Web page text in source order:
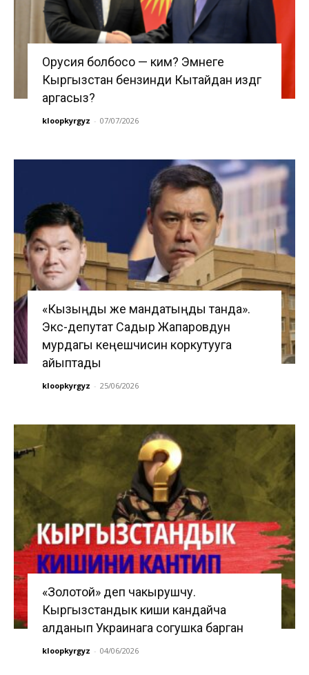
Орусия болбосо — ким? Эмнеге
Кыргызстан бензинди Кытайдан издөөгө
аргасыз?
kloopkyrgyz - 07/07/2026
«Кызыңды же мандатыңды танда».
Экс-депутат Садыр Жапаровдун
мурдагы кеңешчисин коркутууга
айыптады
kloopkyrgyz - 25/06/2026
«Золотой» деп чакырушчу.
Кыргызстандык киши кандайча
алданып Украинага согушка барган
kloopkyrgyz - 04/06/2026